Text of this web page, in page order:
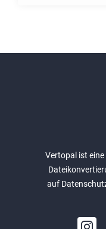
Vertopal ist
auf